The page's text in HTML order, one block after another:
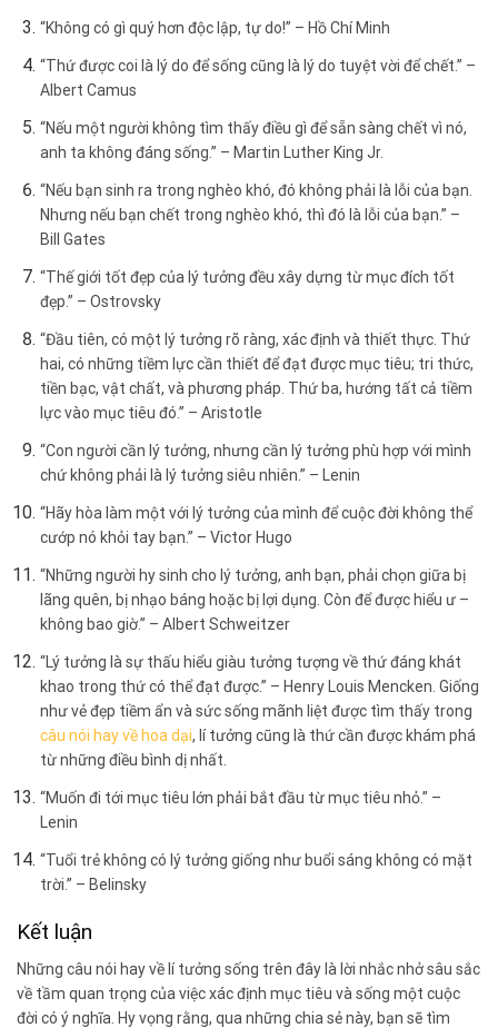
“Không có gì quý hơn độc lập, tự do!” – Hồ Chí Minh
“Thứ được coi là lý do để sống cũng là lý do tuyệt vời để chết.” –
Albert Camus
“Nếu một người không tìm thấy điều gì để sẵn sàng chết vì nó,
anh ta không đáng sống.” – Martin Luther King Jr.
“Nếu bạn sinh ra trong nghèo khó, đó không phải là lỗi của bạn.
Nhưng nếu bạn chết trong nghèo khó, thì đó là lỗi của bạn.” –
Bill Gates
“Thế giới tốt đẹp của lý tưởng đều xây dựng từ mục đích tốt
đẹp.” – Ostrovsky
“Đầu tiên, có một lý tưởng rõ ràng, xác định và thiết thực. Thứ
hai, có những tiềm lực cần thiết để đạt được mục tiêu; tri thức,
tiền bạc, vật chất, và phương pháp. Thứ ba, hướng tất cả tiềm
lực vào mục tiêu đó.” – Aristotle
“Con người cần lý tưởng, nhưng cần lý tưởng phù hợp với mình
chứ không phải là lý tưởng siêu nhiên.” – Lenin
“Hãy hòa làm một với lý tưởng của mình để cuộc đời không thể
cướp nó khỏi tay bạn.” – Victor Hugo
“Những người hy sinh cho lý tưởng, anh bạn, phải chọn giữa bị
lãng quên, bị nhạo báng hoặc bị lợi dụng. Còn để được hiểu ư –
không bao giờ.” – Albert Schweitzer
“Lý tưởng là sự thấu hiểu giàu tưởng tượng về thứ đáng khát
khao trong thứ có thể đạt được.” – Henry Louis Mencken. Giống
như vẻ đẹp tiềm ẩn và sức sống mãnh liệt được tìm thấy trong
câu nói hay về hoa dại, lí tưởng cũng là thứ cần được khám phá
từ những điều bình dị nhất.
“Muốn đi tới mục tiêu lớn phải bắt đầu từ mục tiêu nhỏ.” –
Lenin
“Tuổi trẻ không có lý tưởng giống như buổi sáng không có mặt
trời.” – Belinsky
Kết luận
Những câu nói hay về lí tưởng sống trên đây là lời nhắc nhở sâu sắc
về tầm quan trọng của việc xác định mục tiêu và sống một cuộc
đời có ý nghĩa. Hy vọng rằng, qua những chia sẻ này, bạn sẽ tìm